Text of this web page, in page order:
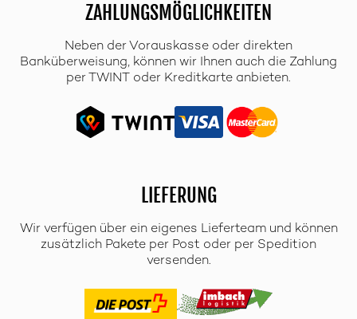
ZAHLUNGSMÖGLICHKEITEN
Neben der Vorauskasse oder direkten
Banküberweisung, können wir Ihnen auch die Zahlung
per TWINT oder Kreditkarte anbieten.
LIEFERUNG
Wir verfügen über ein eigenes Lieferteam und können
zusätzlich Pakete per Post oder per Spedition
versenden.